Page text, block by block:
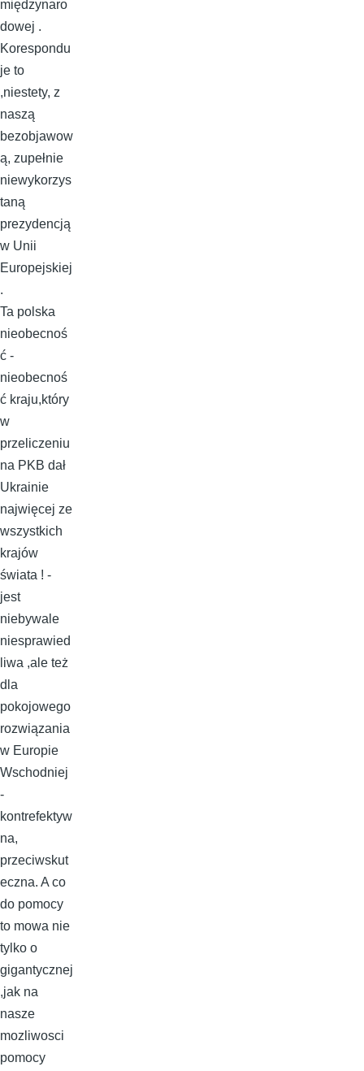
międzynaro
dowej .
Korespondu
je to
,niestety, z
naszą
bezobjawow
ą, zupełnie
niewykorzys
taną
prezydencją
w Unii
Europejskiej
.
Ta polska
nieobecnoś
ć -
nieobecnoś
ć kraju,który
w
przeliczeniu
na PKB dał
Ukrainie
najwięcej ze
wszystkich
krajów
świata ! -
jest
niebywale
niesprawied
liwa ,ale też
dla
pokojowego
rozwiązania
w Europie
Wschodniej
-
kontrefektyw
na,
przeciwskut
eczna. A co
do pomocy
to mowa nie
tylko o
gigantycznej
,jak na
nasze
mozliwosci
pomocy